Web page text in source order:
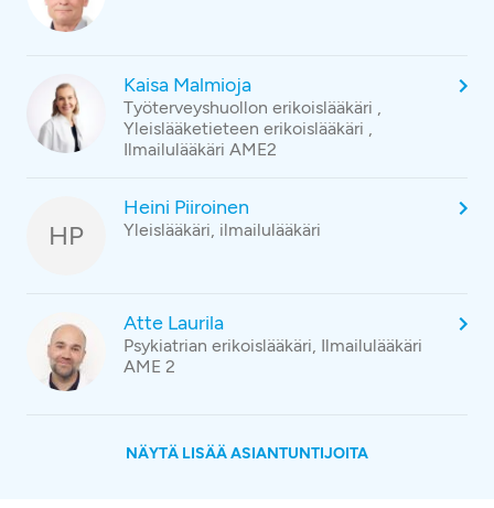
Kaisa Malmioja
Työterveyshuollon erikoislääkäri ,
Yleislääketieteen erikoislääkäri ,
Ilmailulääkäri AME2
HP
Heini Piiroinen
Yleislääkäri, ilmailulääkäri
Atte Laurila
Psykiatrian erikoislääkäri, Ilmailulääkäri
AME 2
NÄYTÄ LISÄÄ ASIANTUNTIJOITA